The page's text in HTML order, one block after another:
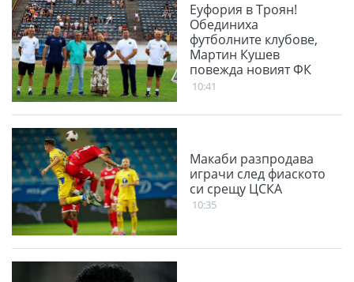
Еуфория в Троян!
Обединиха
футболните клубове,
Мартин Кушев
повежда новият ФК
Чавдар
10:41
Макаби разпродава
играчи след фиаското
си срещу ЦСКА
10:35